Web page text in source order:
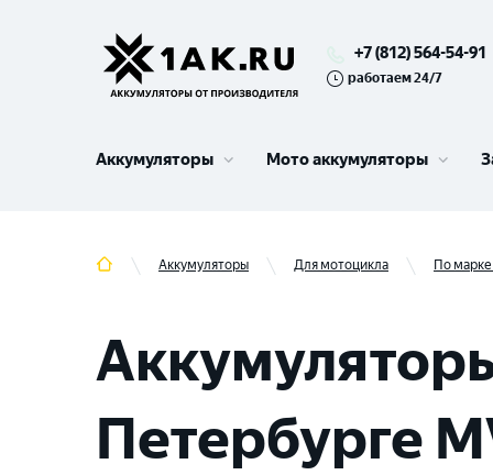
+7 (812) 564-54-91
работаем 24/7
Аккумуляторы Мото аккумуляторы
Аккумуляторы Для мотоцикла По
Петербурге